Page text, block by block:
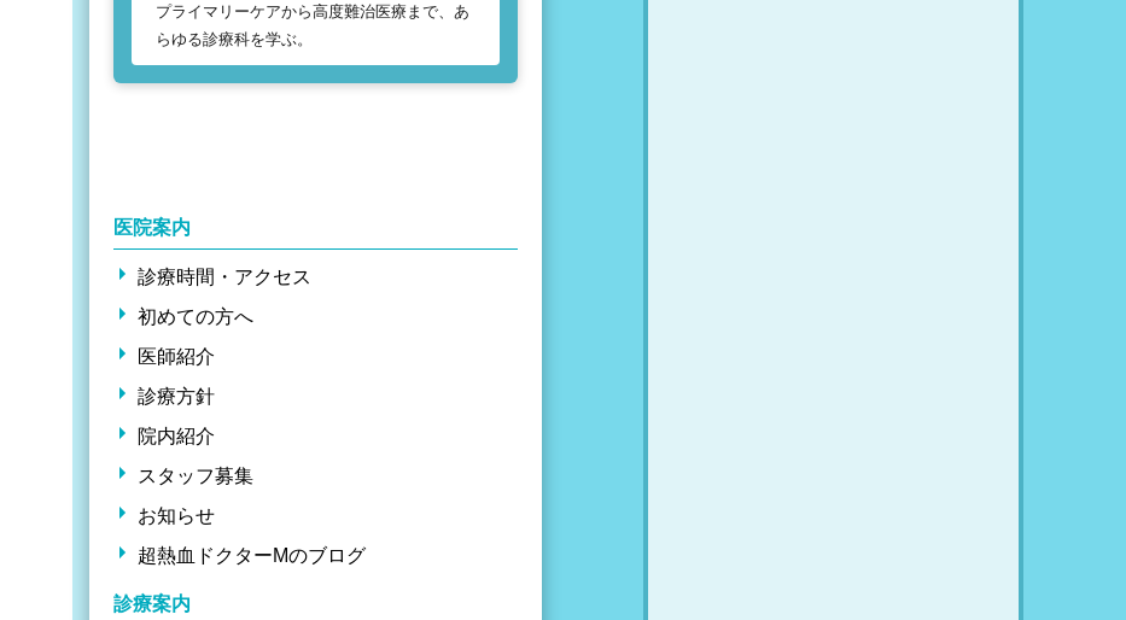
プライマリーケアから高度難治医療まで、あ
らゆる診療科を学ぶ。
医院案内
診療時間・アクセス
初めての方へ
医師紹介
診療方針
院内紹介
スタッフ募集
お知らせ
超熱血ドクターMのブログ
診療案内